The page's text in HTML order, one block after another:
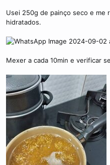
Usei 250g de painço seco e me
hidratados.
Mexer a cada 10min e verificar